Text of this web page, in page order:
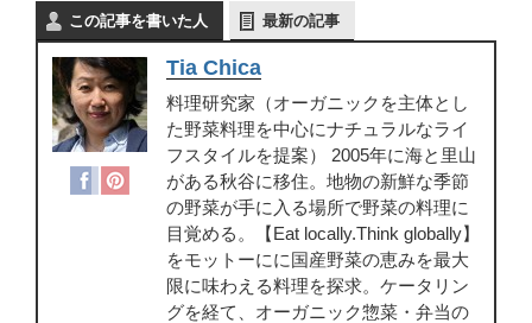
この記事を書いた人 最新の記事
Tia Chica
料理研究家（オーガニックを主体とし
た野菜料理を中心にナチュラルなライ
フスタイルを提案） 2005年に海と里山
がある秋谷に移住。地物の新鮮な季節
の野菜が手に入る場所で野菜の料理に
目覚める。【Eat locally.Think globally】
をモットーにに国産野菜の恵みを最大
限に味わえる料理を探求。ケータリン
グを経て、オーガニック惣菜・弁当の